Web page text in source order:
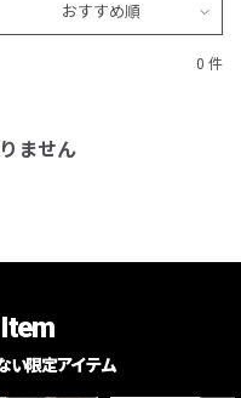
おすすめ順
0 件
ません
い限定アイテム